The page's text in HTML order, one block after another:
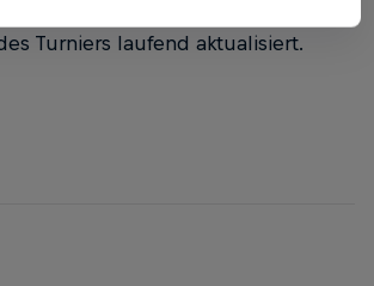
Turniers laufend aktualisiert.